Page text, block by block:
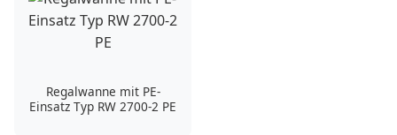
Regalwanne mit PE-
Einsatz Typ RW 2700-2 PE